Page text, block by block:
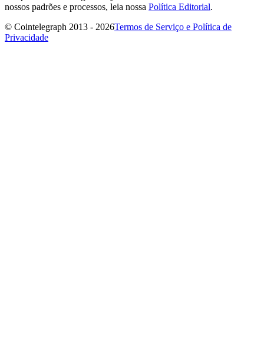
nossos padrões e processos, leia nossa Política Editorial.
© Cointelegraph 2013 - 2026Termos de Serviço e Política de
Privacidade